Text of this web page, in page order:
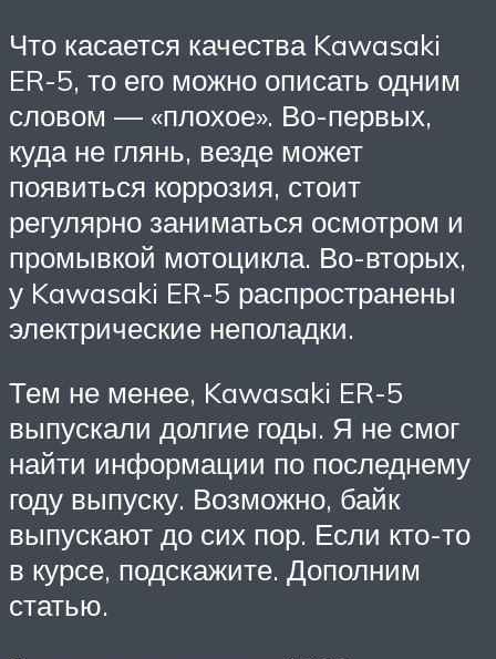
Что касается качества Kawasaki
ER-5, то его можно описать одним
словом — «плохое». Во-первых,
куда не глянь, везде может
появиться коррозия, стоит
регулярно заниматься осмотром и
промывкой мотоцикла. Во-вторых,
у Kawasaki ER-5 распространены
электрические неполадки.
Тем не менее, Kawasaki ER-5
выпускали долгие годы. Я не смог
найти информации по последнему
году выпуску. Возможно, байк
выпускают до сих пор. Если кто-то
в курсе, подскажите. Дополним
статью.